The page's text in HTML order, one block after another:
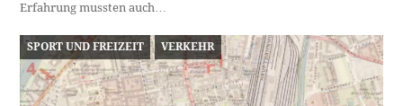
Erfahrung mussten auch…
SPORT UND FREIZEIT VERKEHR